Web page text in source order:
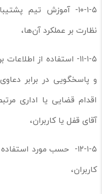
۱۰-۱-۵- آموزش تیم
نظارت بر عملکرد آن‌ها،
۱۱-۱-۵- استفاده از
و پاسخگویی در برابر
اقدام قضایی یا اداری
آقای قفل یا کاربران،
۱۲-۱-۵- حسب مورد
کاربران،